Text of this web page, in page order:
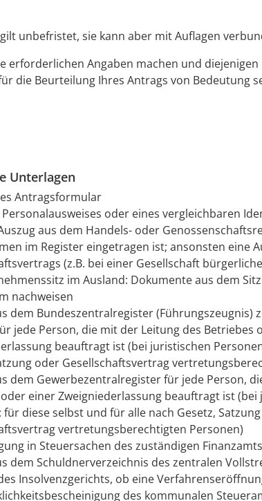
unbefristet, sie kann aber mit Auflagen
erforderlichen Angaben machen und
die Beurteilung Ihres Antrags von Bedeutung
Unterlagen
Antragsformular
Personalausweises oder eines vergleichbaren
aus dem Handels- oder
im Register eingetragen ist; ansonsten eine
(z.B. bei einer Gesellschaft
im Ausland: Dokumente aus dem
nachweisen
dem Bundeszentralregister (Führungszeugnis)
jede Person, die mit der Leitung des Betriebes
beauftragt ist (bei juristischen
oder Gesellschaftsvertrag
dem Gewerbezentralregister für jede Person,
einer Zweigniederlassung beauftragt ist (bei
für diese selbst und für alle nach Gesetz,
vertretungsberechtigten Personen)
in Steuersachen des zuständigen Finanzamts
dem Schuldnerverzeichnis des zentralen
Insolvenzgerichts, ob eine
des kommunalen